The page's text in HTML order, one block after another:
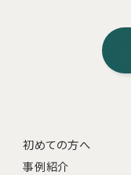
初めての方へ
事例紹介